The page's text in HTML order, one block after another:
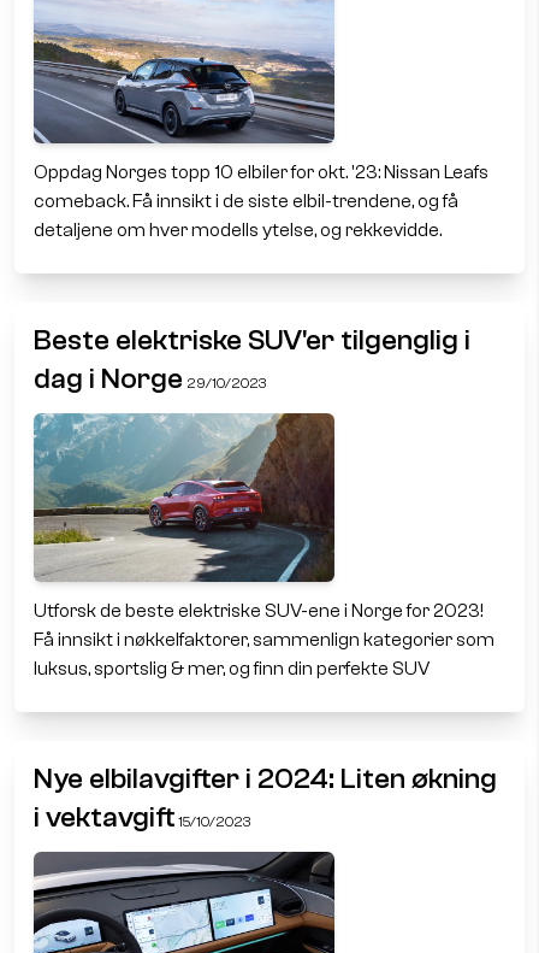
Oppdag Norges topp 10 elbiler for okt. '23: Nissan Leafs
comeback. Få innsikt i de siste elbil-trendene, og få
detaljene om hver modells ytelse, og rekkevidde.
Beste elektriske SUV'er tilgenglig i
dag i Norge 29/10/2023
Utforsk de beste elektriske SUV-ene i Norge for 2023!
Få innsikt i nøkkelfaktorer, sammenlign kategorier som
luksus, sportslig & mer, og finn din perfekte SUV
Nye elbilavgifter i 2024: Liten økning
i vektavgift 15/10/2023